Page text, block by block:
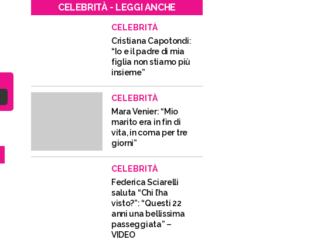
CELEBRITÀ - LEGGI ANCHE
CELEBRITÀ
Cristiana Capotondi:
“Io e il padre di mia
figlia non stiamo più
insieme”
CELEBRITÀ
Mara Venier: “Mio
marito era in fin di
vita, in coma per tre
giorni”
CELEBRITÀ
Federica Sciarelli
saluta “Chi l’ha
visto?”: “Questi 22
anni una bellissima
passeggiata” –
VIDEO